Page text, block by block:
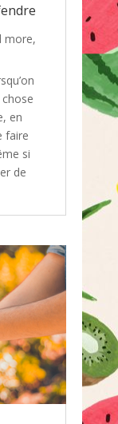
more,
en
faire
si
de